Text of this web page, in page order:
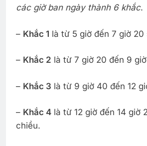
các giờ ban ngày thành 6 khắc.
– Khắc 1 là từ 5 giờ đến 7 giờ 20
– Khắc 2 là từ 7 giờ 20 đến 9
– Khắc 3 là từ 9 giờ 40 đến 12
– Khắc 4 là từ 12 giờ đến 14 giờ
chiều.